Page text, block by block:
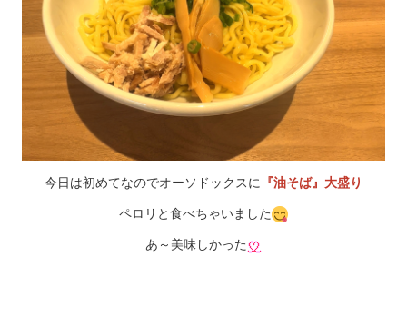
今日は初めてなのでオーソドックスに 『油そば』大盛り
ペロリと食べちゃいました
あ～美味しかった